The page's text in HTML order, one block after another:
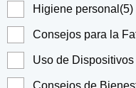
Higiene personal (5)
Consejos para la
Uso de